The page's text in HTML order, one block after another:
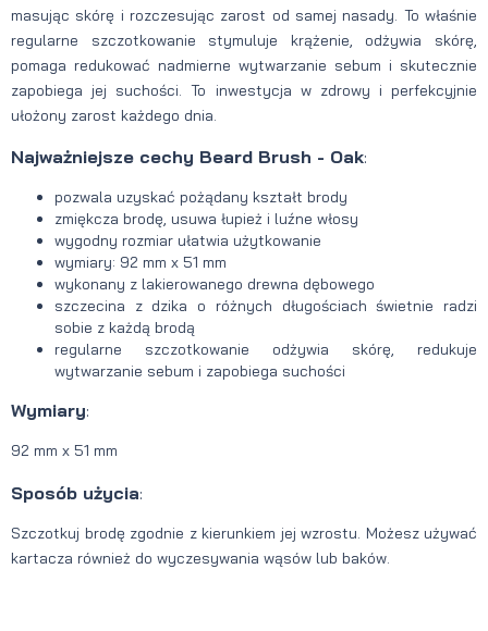
masując skórę i rozczesując zarost od samej nasady. To właśnie
regularne szczotkowanie stymuluje krążenie, odżywia skórę,
pomaga redukować nadmierne wytwarzanie sebum i skutecznie
zapobiega jej suchości. To inwestycja w zdrowy i perfekcyjnie
ułożony zarost każdego dnia.
Najważniejsze cechy Beard Brush - Oak:
pozwala uzyskać pożądany kształt brody
zmiękcza brodę, usuwa łupież i luźne włosy
wygodny rozmiar ułatwia użytkowanie
wymiary: 92 mm x 51 mm
wykonany z lakierowanego drewna dębowego
szczecina z dzika o różnych długościach świetnie radzi
sobie z każdą brodą
regularne szczotkowanie odżywia skórę, redukuje
wytwarzanie sebum i zapobiega suchości
Wymiary:
92 mm x 51 mm
Sposób użycia:
Szczotkuj brodę zgodnie z kierunkiem jej wzrostu. Możesz używać
kartacza również do wyczesywania wąsów lub baków.